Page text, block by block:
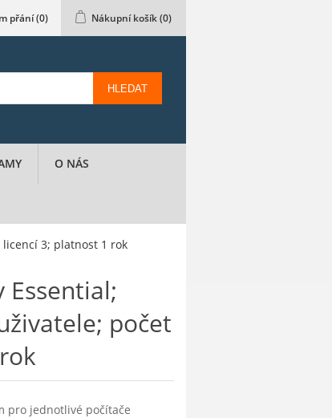
přání(0) Nákupní košík(0)
HLEDAT
O NÁS
licencí 3; platnost 1 rok
Essential;
počet
pro jednotlivé počítače